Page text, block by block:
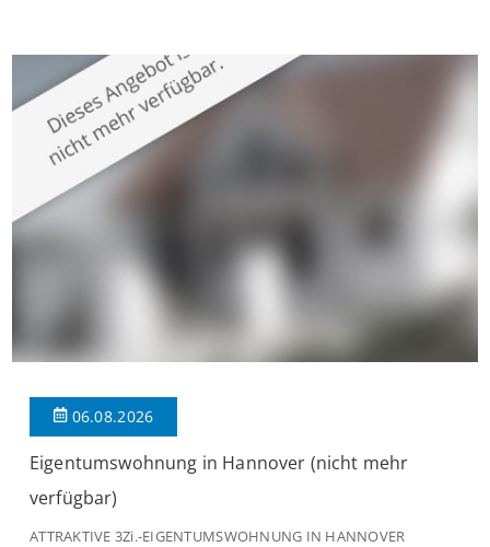
großzügige Räume und eine hochwertige Ausstattung, die
modernen Wohnkomfort mit einem stilvollen Ambiente
verbindet. Der […]
06.08.2026
Eigentumswohnung in Hannover (nicht mehr
verfügbar)
ATTRAKTIVE 3Zi.-EIGENTUMSWOHNUNG IN HANNOVER